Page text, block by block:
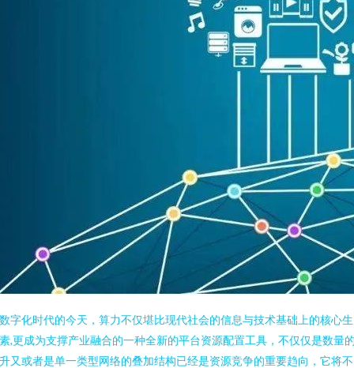
字化时代的今天，算力不仅堪比现代社会的信息与技术基础上的核心
,更成为支撑产业融合的一种全新的平台资源配置工具，不仅仅是数量
又或者是单一类型网络的叠加结构已经是资源竞争的重要趋向，它将